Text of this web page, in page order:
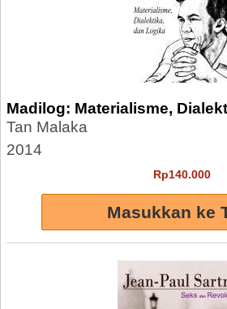
Madilog: Materialisme,
Tan Malaka
2014
Rp140.000